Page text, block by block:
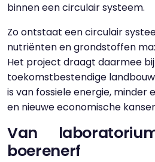
binnen een circulair systeem.
Zo ontstaat een circulair
nutriënten en grondstoffen
Het project draagt daarmee
toekomstbestendige
is van fossiele energie, minder
en nieuwe economische
Van
boerenerf